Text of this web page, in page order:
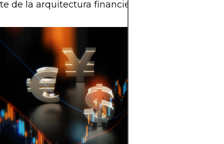
de la arquitectura financiera internacional.